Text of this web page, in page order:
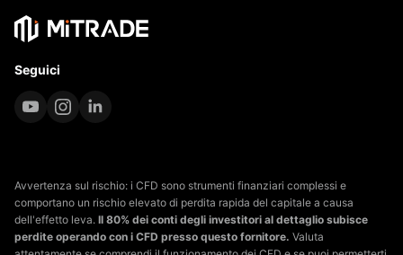
Seguici
Avvertenza sul rischio: i CFD sono strumenti finanziari complessi e
comportano un rischio elevato di perdita rapida del capitale a causa
dell'effetto leva. Il 80% dei conti degli investitori al dettaglio subisce
perdite operando con i CFD presso questo fornitore. Valuta